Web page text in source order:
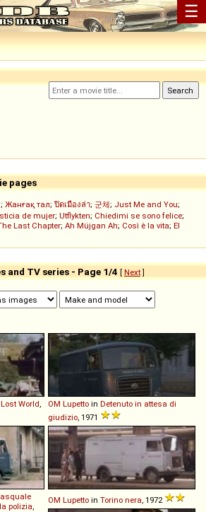
☰
pages
; Жанғақ тал; ปิดเมืองล่า; 군체; Just Me and You;
de mujer; Utflykten; Chiedimi se sono felice;
Last Chapter; Ah Müjgan Ah; Così è la vita; El
and TV series - Page 1/4 [ Next]
World OM Lupetto in Detenuto in attesa di
giudizio , 1971
polizia
OM Lupetto in Torino nera , 1972